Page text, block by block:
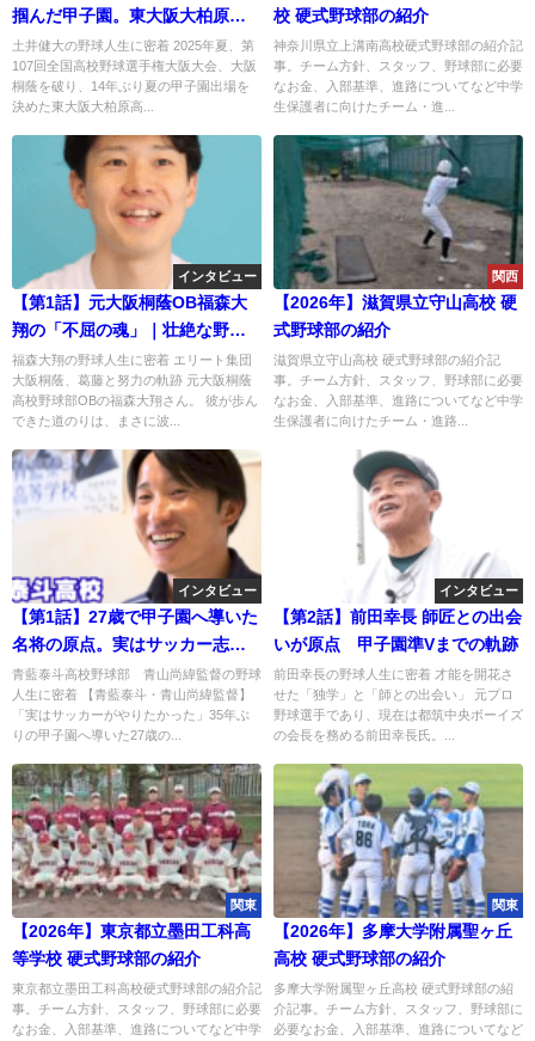
掴んだ甲子園。東大阪大柏原・
土井健大監督、信念の最終章
土井健大の野球人生に密着 2025年夏、第
107回全国高校野球選手権大阪大会、大阪
桐蔭を破り、14年ぶり夏の甲子園出場を
決めた東大阪大柏原高...
校 硬式野球部の紹介
神奈川県立上溝南高校硬式野球部の紹介記
事。チーム方針、スタッフ、野球部に必要
なお金、入部基準、進路についてなど中学
生保護者に向けたチーム・進...
インタビュー
【第1話】元大阪桐蔭OB福森大
翔の「不屈の魂」｜壮絶な野球
人生とステージ4からの挑戦
福森大翔の野球人生に密着 エリート集団
大阪桐蔭、葛藤と努力の軌跡 元大阪桐蔭
高校野球部OBの福森大翔さん。 彼が歩ん
できた道のりは、まさに波...
関西
【2026年】滋賀県立守山高校 硬
式野球部の紹介
滋賀県立守山高校 硬式野球部の紹介記
事。チーム方針、スタッフ、野球部に必要
なお金、入部基準、進路についてなど中学
生保護者に向けたチーム・進路...
インタビュー
【第1話】27歳で甲子園へ導いた
名将の原点。実はサッカー志望
だった？青藍泰斗・青山尚緯監
督が語る「双子の絆」と「改革
の裏側」
青藍泰斗高校野球部 青山尚緯監督の野球
人生に密着 【青藍泰斗・青山尚緯監督】
「実はサッカーがやりたかった」35年ぶ
りの甲子園へ導いた27歳の...
インタビュー
【第2話】前田幸長 師匠との出会
いが原点 甲子園準Vまでの軌跡
前田幸長の野球人生に密着 才能を開花さ
せた「独学」と「師との出会い」 元プロ
野球選手であり、現在は都筑中央ボーイズ
の会長を務める前田幸長氏。...
関東
【2026年】東京都立墨田工科高
等学校 硬式野球部の紹介
東京都立墨田工科高校硬式野球部の紹介記
事。チーム方針、スタッフ、野球部に必要
なお金、入部基準、進路についてなど中学
関東
【2026年】多摩大学附属聖ヶ丘
高校 硬式野球部の紹介
多摩大学附属聖ヶ丘高校 硬式野球部の紹
介記事。チーム方針、スタッフ、野球部に
必要なお金、入部基準、進路についてなど